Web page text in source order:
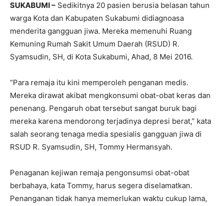
SUKABUMI – Sedikitnya 20 pasien berusia belasan tahun
warga Kota dan Kabupaten Sukabumi didiagnoasa
menderita gangguan jiwa. Mereka memenuhi Ruang
Kemuning Rumah Sakit Umum Daerah (RSUD) R.
Syamsudin, SH, di Kota Sukabumi, Ahad, 8 Mei 2016.
“Para remaja itu kini memperoleh penganan medis.
Mereka dirawat akibat mengkonsumi obat-obat keras dan
penenang. Pengaruh obat tersebut sangat buruk bagi
mereka karena mendorong terjadinya depresi berat,” kata
salah seorang tenaga media spesialis gangguan jiwa di
RSUD R. Syamsudin, SH, Tommy Hermansyah.
Penaganan kejiwan remaja pengonsumsi obat-obat
berbahaya, kata Tommy, harus segera diselamatkan.
Penanganan tidak hanya memerlukan waktu cukup lama,